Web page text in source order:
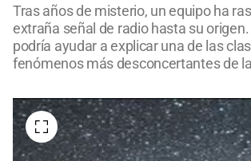
Tras años de misterio, un equipo ha
extraña señal de radio hasta su
podría ayudar a explicar una de las
fenómenos más desconcertantes de